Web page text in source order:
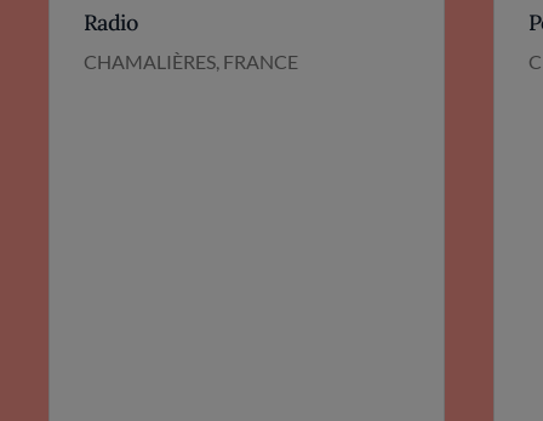
Radio
CHAMALIÈRES, FRANCE